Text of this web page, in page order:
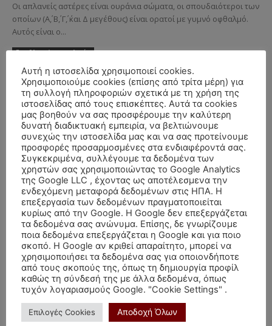
Οι απλανείς αστέρες είναι ουράνια σώματα, οι σπουδαιότεροι των
οποίων (Α΄, Β΄, Γ΄, ΄και Δ μεγέθους) είναι ορατοί με γυμνό οφθαλμό.
Αυτός είναι ο...
Γενεθλιακή αστρολογία
Απλανείς Αστέρες – Αλντεμπαράν
(Λαμπαδίας)
Οι απλανείς αστέρες είναι ουράνια σώματα,, οι σπουδαιότεροι
των οποίων (Α΄, Β΄, Γ΄, ΄και Δ μεγέθους) είναι ορατοί με γυμνό
οφθαλμό. Αυτός είναι ο...
Γενεθλιακή αστρολογία
Απλανείς Αστέρες – Αλκυόνη
Οι απλανείς αστέρες είναι ουράνια σώματα,, οι σπουδαιότεροι
των οποίων (Α΄, Β΄, Γ΄, ΄και Δ μεγέθους) είναι ορατοί με γυμνό
οφθαλμό. Αυτός είναι ο...
Γενεθλιακή αστρολογία
Απλανείς Αστέρες – Algol
Οι απλανείς αστέρες είναι ουράνια σώματα, οι σπουδαιότεροι των
οποίων (Α', Β', Γ' και Δ' μεγέθους) είναι ορατοί με γυμνό οφθαλμό.
Αυτός είναι ο λόγος που...
Αυτή η ιστοσελίδα χρησιμοποιεί cookies.
Χρησιμοποιούμε cookies (επίσης από τρίτα μέρη) για
τη συλλογή πληροφοριών σχετικά με τη χρήση της
ιστοσελίδας από τους επισκέπτες. Αυτά τα cookies
μας βοηθούν να σας προσφέρουμε την καλύτερη
δυνατή διαδικτυακή εμπειρία, να βελτιώνουμε
συνεχώς την ιστοσελίδα μας και να σας προτείνουμε
προσφορές προσαρμοσμένες στα ενδιαφέροντά σας.
Συγκεκριμένα, συλλέγουμε τα δεδομένα των
χρηστών σας χρησιμοποιώντας το Google Analytics
της Google LLC , έχοντας ως αποτέλεσμενα την
ενδεχόμενη μεταφορά δεδομένων στις ΗΠΑ. Η
επεξεργασία των δεδομένων πραγματοποιείται
κυρίως από την Google. Η Google δεν επεξεργάζεται
τα δεδομένα σας ανώνυμα. Επίσης, δε γνωρίζουμε
ποια δεδομένα επεξεργάζεται η Google και για ποιο
σκοπό. Η Google αν κριθεί απαραίτητο, μπορεί να
χρησιμοποιήσει τα δεδομένα σας για οποιονδήποτε
από τους σκοπούς της, όπως τη δημιουργία προφίλ
καθώς τη σύνδεσή της με άλλα δεδομένα, όπως
τυχόν λογαριασμούς Google. "Cookie Settings" .
Επιλογές Cookies Αποδοχή Όλων